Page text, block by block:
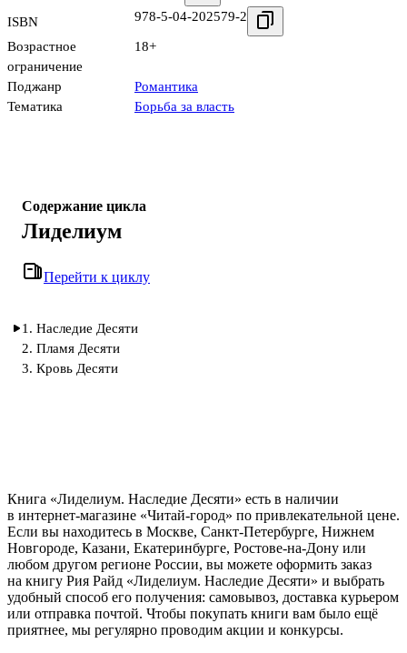
ISBN 978-5-04-202579-2
Возрастное
ограничение
18+
Поджанр
Романтика
Тематика
Борьба за власть
Содержание цикла
Лиделиум
Перейти к циклу
1. Наследие Десяти
2. Пламя Десяти
3. Кровь Десяти
Книга «Лиделиум. Наследие Десяти» есть в наличии
в интернет-магазине «Читай-город» по привлекательной цене.
Если вы находитесь в Москве, Санкт-Петербурге, Нижнем
Новгороде, Казани, Екатеринбурге, Ростове-на-Дону или
любом другом регионе России, вы можете оформить заказ
на книгу Рия Райд «Лиделиум. Наследие Десяти» и выбрать
удобный способ его получения: самовывоз, доставка курьером
или отправка почтой. Чтобы покупать книги вам было ещё
приятнее, мы регулярно проводим акции и конкурсы.